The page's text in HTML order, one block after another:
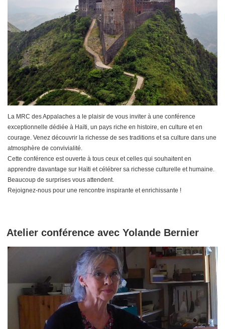
La MRC des Appalaches a le plaisir de vous inviter à une conférence
exceptionnelle dédiée à Haïti, un pays riche en histoire, en culture et en
courage. Venez découvrir la richesse de ses traditions et sa culture dans une
atmosphère de convivialité.
Cette conférence est ouverte à tous ceux et celles qui souhaitent en
apprendre davantage sur Haïti et célébrer sa richesse culturelle et humaine.
Beaucoup de surprises vous attendent.
Rejoignez-nous pour une rencontre inspirante et enrichissante !
Atelier conférence avec Yolande Bernier